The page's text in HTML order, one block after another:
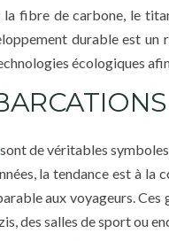
fibre de carbone, le
durable est un
écologiques
sont de véritables
la tendance est à
aux voyageurs. Ces
des salles de sport ou